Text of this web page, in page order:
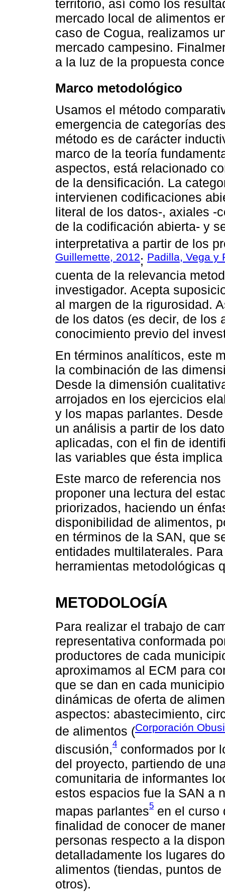
territorio, así como los
mercado local de alimentos
caso de Cogua, realizamos
mercado campesino.
a la luz de la propuesta
Marco metodológico
Usamos el método
emergencia de categorías
método es de carácter
marco de la teoría
aspectos, está relacionado
de la densificación. La
intervienen codificaciones
literal de los datos-, axiales -
de la codificación abierta- y
interpretativa a partir de los
Guillemette, 2012; Padilla, Vega y
cuenta de la relevancia
investigador. Acepta
al margen de la rigurosidad.
de los datos (es decir, de los
conocimiento previo del
En términos analíticos, este
la combinación de las
Desde la dimensión
arrojados en los ejercicios
y los mapas parlantes.
un análisis a partir de los
aplicadas, con el fin de
las variables que ésta
Este marco de referencia
proponer una lectura del
priorizados, haciendo un
disponibilidad de alimentos,
en términos de la SAN, que
entidades multilaterales.
herramientas metodológicas
METODOLOGÍA
Para realizar el trabajo de
representativa conformada
productores de cada
aproximamos al ECM para
que se dan en cada
dinámicas de oferta de
aspectos: abastecimiento,
de alimentos (Corporación
discusión,4 conformados por
del proyecto, partiendo de
comunitaria de informantes
estos espacios fue la SAN a
mapas parlantes5 en el curso
finalidad de conocer de
personas respecto a la
detalladamente los lugares
alimentos (tiendas, puntos
otros).